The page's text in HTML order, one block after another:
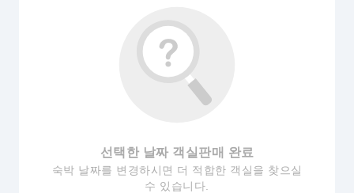
선택한 날짜 객실판매 완료
숙박 날짜를 변경하시면 더 적합한 객실을 찾으실
수 있습니다.